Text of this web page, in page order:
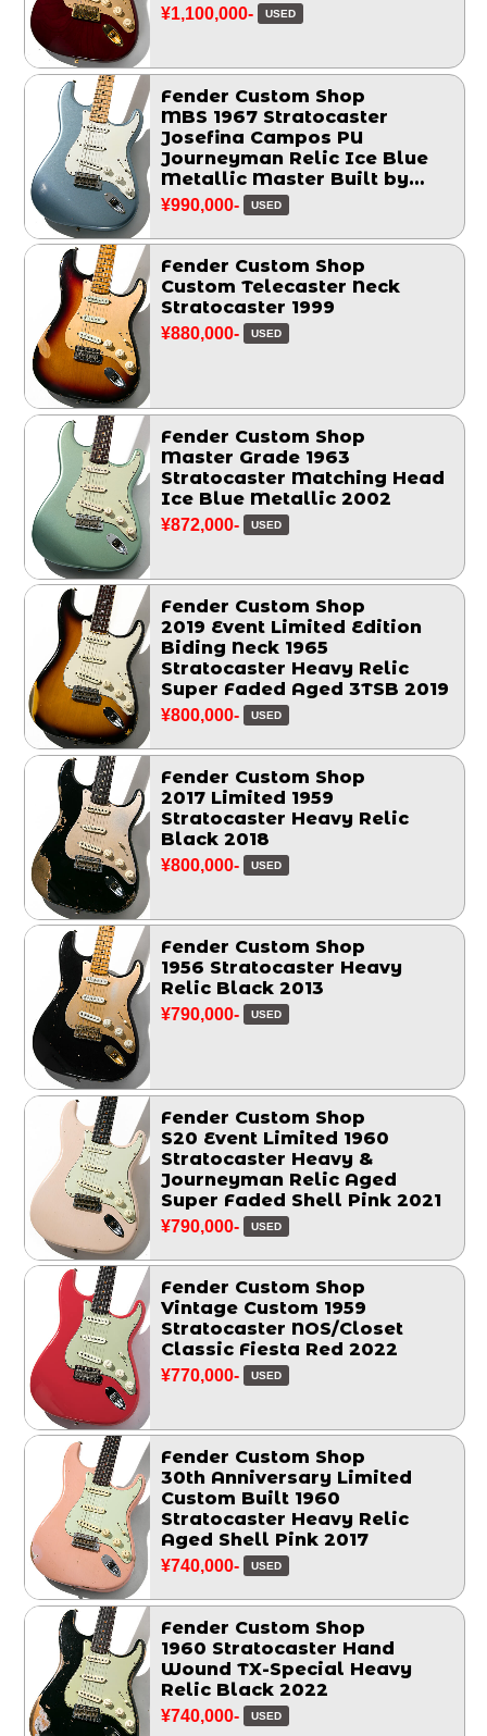
¥1,100,000- USED
Fender Custom Shop
MBS 1967 Stratocaster
Josefina Campos PU
Journeyman Relic Ice Blue
Metallic Master Built by
Greg Fessler 2017
¥990,000- USED
Fender Custom Shop
Custom Telecaster Neck
Stratocaster 1999
¥880,000- USED
Fender Custom Shop
Master Grade 1963
Stratocaster Matching Head
Ice Blue Metallic 2002
¥872,000- USED
Fender Custom Shop
2019 Event Limited Edition
Biding Neck 1965
Stratocaster Heavy Relic
Super Faded Aged 3TSB 2019
¥800,000- USED
Fender Custom Shop
2017 Limited 1959
Stratocaster Heavy Relic
Black 2018
¥800,000- USED
Fender Custom Shop
1956 Stratocaster Heavy
Relic Black 2013
¥790,000- USED
Fender Custom Shop
S20 Event Limited 1960
Stratocaster Heavy &
Journeyman Relic Aged
Super Faded Shell Pink 2021
¥790,000- USED
Fender Custom Shop
Vintage Custom 1959
Stratocaster NOS/Closet
Classic Fiesta Red 2022
¥770,000- USED
Fender Custom Shop
30th Anniversary Limited
Custom Built 1960
Stratocaster Heavy Relic
Aged Shell Pink 2017
¥740,000- USED
Fender Custom Shop
1960 Stratocaster Hand
Wound TX-Special Heavy
Relic Black 2022
¥740,000- USED